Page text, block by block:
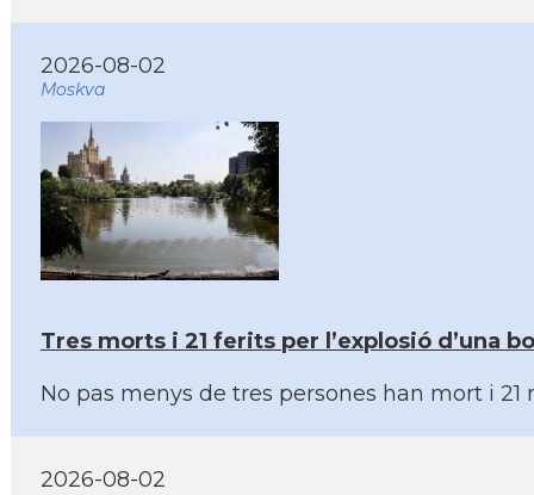
2026-08-02
Moskva
Tres morts i 21 ferits per l’explosió d’una
No pas menys de tres persones han mort i
2026-08-02